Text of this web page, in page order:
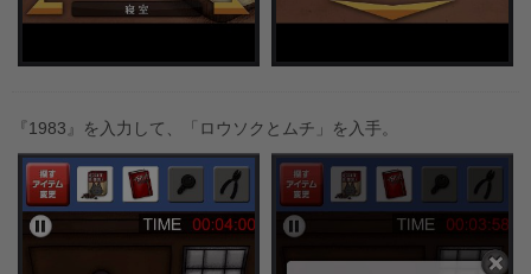
『1983』を入力して、「ロウソクとムチ」を入手。